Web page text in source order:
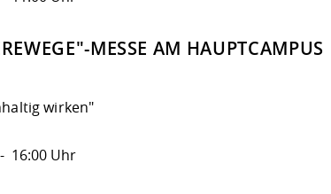
MESSE AM HAUPTCAMPUS
wirken"
16:00 Uhr